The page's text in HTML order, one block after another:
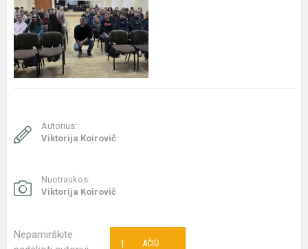
Autorius:
Viktorija Koirovič
Nuotraukos:
Viktorija Koirovič
Nepamirškite
AČIŪ
1